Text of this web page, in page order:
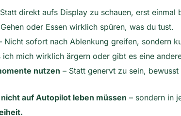
direkt aufs Display zu schauen, erst einmal
oder Essen wirklich spüren, was du tust.
Nicht sofort nach Ablenkung greifen, sondern
ich mich wirklich ärgern oder gibt es eine
nutzen – Statt genervt zu sein,
nicht auf Autopilot leben müssen – sondern in